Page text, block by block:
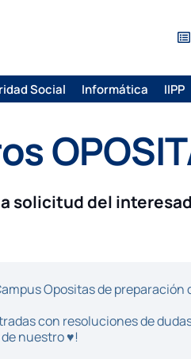
Social Informática IIPP
solicitud del
Opositas de
con resoluciones de
nuestro ♥!